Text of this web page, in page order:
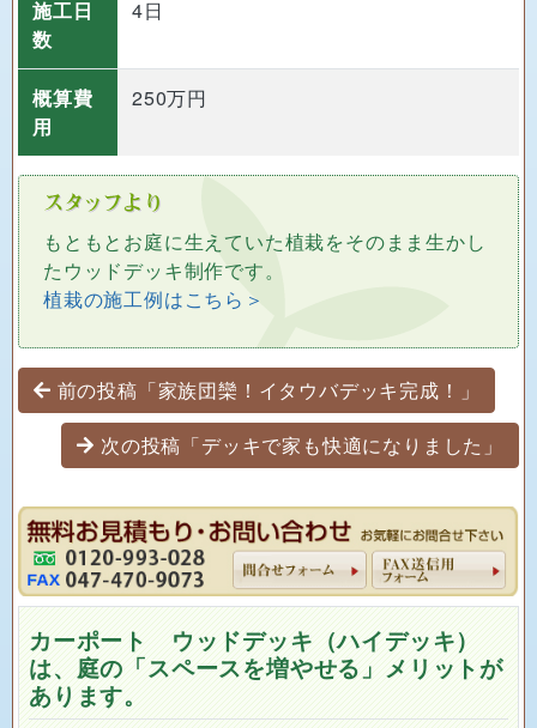
施工日
数
4日
概算費
用
250万円
もともとお庭に生えていた植栽をそのまま生かし
たウッドデッキ制作です。
植栽の施工例はこちら＞
投稿ナビゲーション
前の投稿「家族団欒！イタウバデッキ完成！」
次の投稿「デッキで家も快適になりました」
カーポート ウッドデッキ（ハイデッキ）
は、庭の「スペースを増やせる」メリットが
あります。